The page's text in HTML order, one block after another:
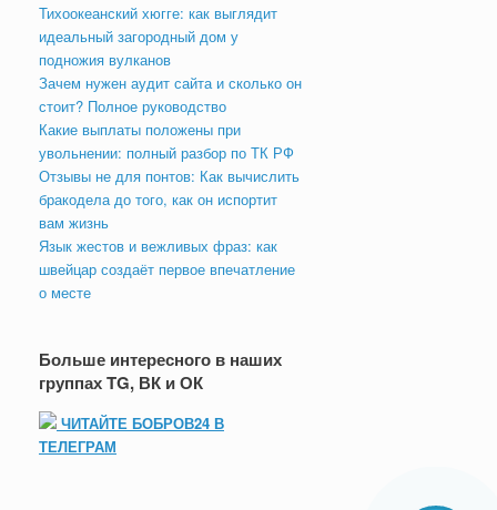
Тихоокеанский хюгге: как выглядит
идеальный загородный дом у
подножия вулканов
Зачем нужен аудит сайта и сколько он
стоит? Полное руководство
Какие выплаты положены при
увольнении: полный разбор по ТК РФ
Отзывы не для понтов: Как вычислить
бракодела до того, как он испортит
вам жизнь
Язык жестов и вежливых фраз: как
швейцар создаёт первое впечатление
о месте
Больше интересного в наших
группах TG, ВК и ОК
ЧИТАЙТЕ БОБРОВ24 В
ТЕЛЕГРАМ